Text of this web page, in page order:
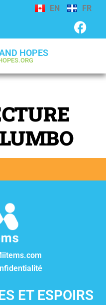
EN FR
HOPES
ET ESPOIRS